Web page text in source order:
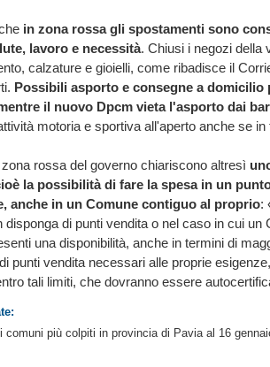
in zona rossa gli spostamenti sono
lavoro e necessità. Chiusi i negozi della
calzature e gioielli, come ribadisce il
Possibili asporto e consegne a domicilio
il nuovo Dpcm vieta l'asporto dai
motoria e sportiva all'aperto anche se in
rossa del governo chiariscono altresì
la possibilità di fare la spesa in un
anche in un Comune contiguo al proprio:
disponga di punti vendita o nel caso in cui un
una disponibilità, anche in termini di
punti vendita necessari alle proprie
tali limiti, che dovranno essere
comuni più colpiti in provincia di Pavia al 16